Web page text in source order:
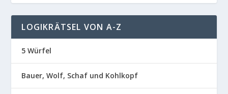
LOGIKRÄTSEL VON A-Z
5 Würfel
Bauer, Wolf, Schaf und Kohlkopf